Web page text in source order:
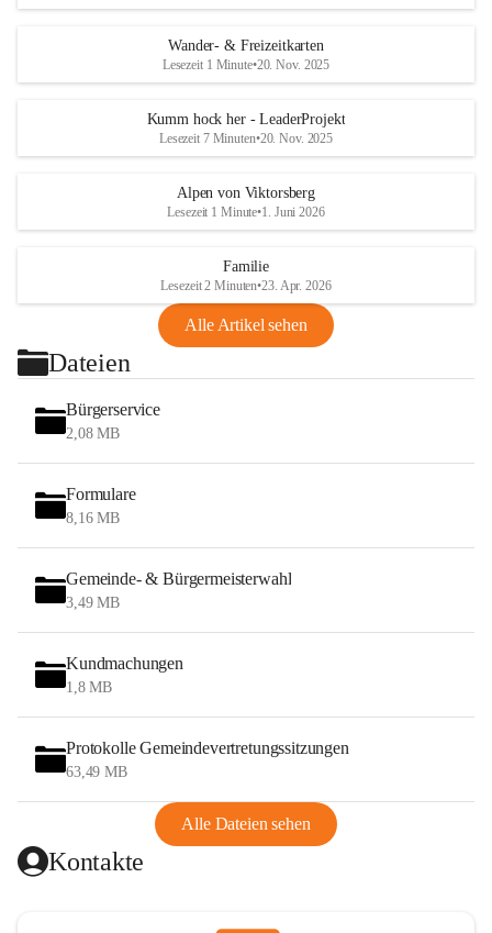
Wander- & Freizeitkarten
Lesezeit 1 Minute•20. Nov. 2025
Kumm hock her - LeaderProjekt
Lesezeit 7 Minuten•20. Nov. 2025
Alpen von Viktorsberg
Lesezeit 1 Minute•1. Juni 2026
Familie
Lesezeit 2 Minuten•23. Apr. 2026
Alle Artikel sehen
Dateien
Bürgerservice
2,08 MB
Formulare
8,16 MB
Gemeinde- & Bürgermeisterwahl
3,49 MB
Kundmachungen
1,8 MB
Protokolle Gemeindevertretungssitzungen
63,49 MB
Alle Dateien sehen
Kontakte